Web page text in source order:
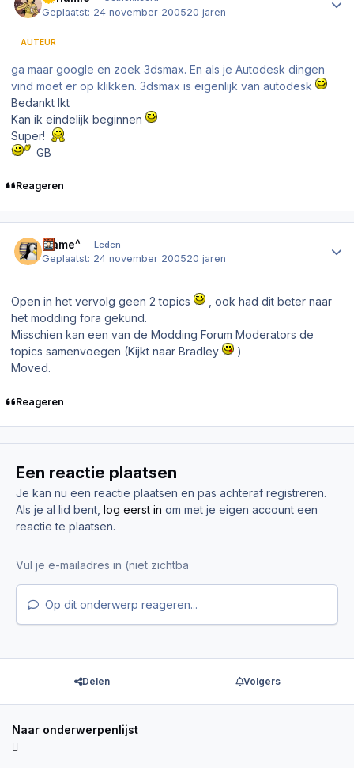
Geplaatst: 24 november 200520 jaren
AUTEUR
ga maar google en zoek 3dsmax. En als je Autodesk dingen
vind moet er op klikken. 3dsmax is eigenlijk van autodesk
Bedankt Ikt
Kan ik eindelijk beginnen
Super!
GB
Reageren
Flame^ Leden
Geplaatst: 24 november 200520 jaren
Open in het vervolg geen 2 topics
, ook had dit beter naar
het modding fora gekund.
Misschien kan een van de Modding Forum Moderators de
topics samenvoegen (Kijkt naar Bradley
)
Moved.
Reageren
Een reactie plaatsen
Je kan nu een reactie plaatsen en pas achteraf registreren.
Als je al lid bent, log eerst in om met je eigen account een
reactie te plaatsen.
Op dit onderwerp reageren...
Delen Volgers
Naar onderwerpenlijst